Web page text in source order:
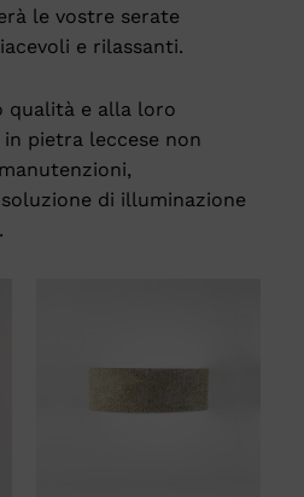
le vostre serate
e rilassanti.
qualità e alla loro
pietra leccese non
di illuminazione